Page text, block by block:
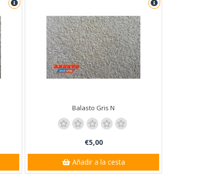
Balasto Gris N
€5,00
Añadir a la cesta